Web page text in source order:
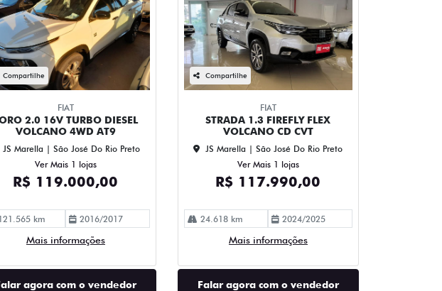
Compartilhe
FIAT
2.0 16V TURBO DIESEL
VOLCANO 4WD AT9
JS Marella | São José Do Rio Preto
Ver Mais 1 lojas
R$ 119.000,00
km 2016/2017
Mais informações
agora com o vendedor
Compartilhe
FIAT
STRADA 1.3 FIREFLY FLEX
VOLCANO CD CVT
JS Marella | São José Do Rio Preto
Ver Mais 1 lojas
R$ 117.990,00
24.618 km 2024/2025
Mais informações
Falar agora com o vendedor